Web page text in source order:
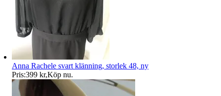
Anna Rachele svart klänning, storlek 48, ny
Pris:399 kr,Köp nu.